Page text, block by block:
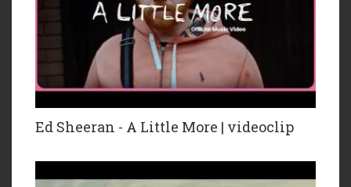
Ed Sheeran - A Little More | videoclip